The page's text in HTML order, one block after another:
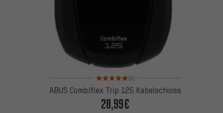
Bewertungen: 5 von 5 basierend auf 1
(1)
ABUS Combiflex Trip 125 Kabelschloss
20,99€